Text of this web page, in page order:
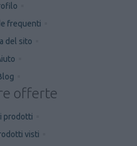
frequenti
del sito
offerte
prodotti
visti